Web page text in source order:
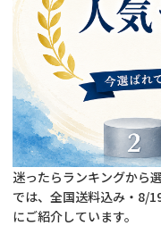
迷ったらランキングから
では、全国送料込み・8/
にご紹介しています。